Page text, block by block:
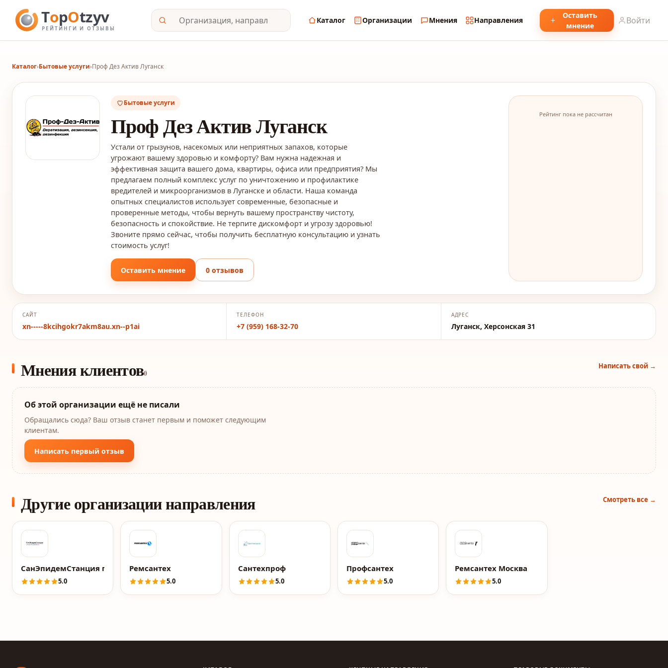
Каталог Организации Мнения Направления
Оставить
мнение
Войти
Каталог›Бытовые услуги›Проф Дез Актив Луганск
Бытовые услуги
Проф Дез Актив Луганск
Устали от грызунов, насекомых или неприятных запахов, которые
угрожают вашему здоровью и комфорту? Вам нужна надежная и
эффективная защита вашего дома, квартиры, офиса или предприятия? Мы
предлагаем полный комплекс услуг по уничтожению и профилактике
вредителей и микроорганизмов в Луганске и области. Наша команда
опытных специалистов использует современные, безопасные и
проверенные методы, чтобы вернуть вашему пространству чистоту,
безопасность и спокойствие. Не терпите дискомфорт и угрозу здоровью!
Звоните прямо сейчас, чтобы получить бесплатную консультацию и узнать
стоимость услуг!
Оставить мнение 0 отзывов
Рейтинг пока не рассчитан
САЙТ
xn-----8kcihgokr7akm8au.xn--p1ai
ТЕЛЕФОН
+7 (959) 168-32-70
АДРЕС
Луганск, Херсонская 31
Мнения клиентов0
Написать свой →
Об этой организации ещё не писали
Обращались сюда? Ваш отзыв станет первым и поможет следующим
клиентам.
Написать первый отзыв
Другие организации направления Смотреть все →
СанЭпидемСтанция по Москве и МО
5.0
Ремсантех
5.0
Сантехпроф
5.0
Профсантех
5.0
Ремсантех Москва
5.0